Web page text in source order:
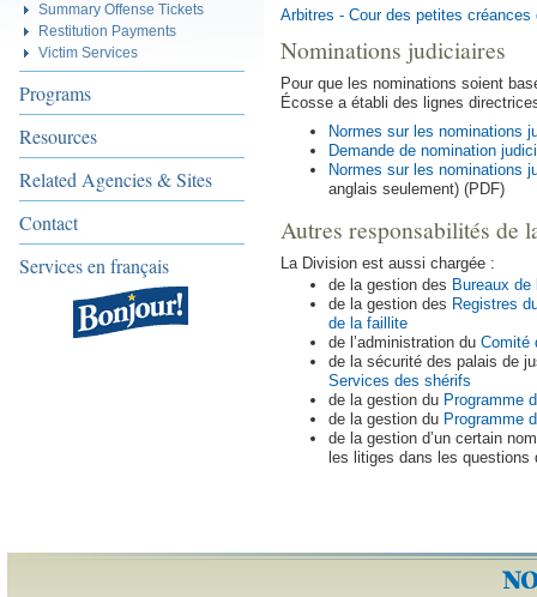
Summary Offense Tickets
Restitution Payments
Victim Services
Programs
Resources
Related Agencies & Sites
Contact
Services en français
Arbitres - Cour des petites
Nominations judiciaires
Pour que les nominations soient
Écosse a établi des lignes
Normes sur les nominations
Demande de nomination
Normes sur les nominations
anglais seulement) (PDF)
Autres responsabilités de
La Division est aussi chargée :
de la gestion des Bureaux de
de la gestion des Registres
de la faillite
de l’administration du Comité
de la sécurité des palais de
Services des shérifs
de la gestion du Programme
de la gestion du Programme
de la gestion d’un certain
les litiges dans les questions